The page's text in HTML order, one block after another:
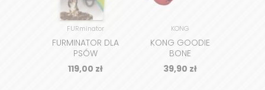
FURminator
FURMINATOR DLA
PSÓW
DŁUGOWŁOSYCH
119,00 zł
KONG
KONG GOODIE
BONE
39,90 zł